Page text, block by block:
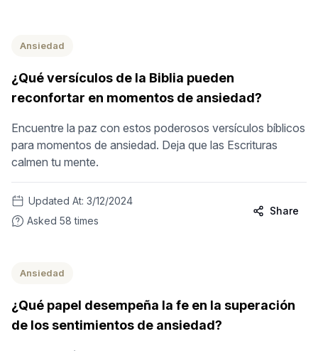
Ansiedad
¿Qué versículos de la Biblia pueden
reconfortar en momentos de ansiedad?
Encuentre la paz con estos poderosos versículos bíblicos
para momentos de ansiedad. Deja que las Escrituras
calmen tu mente.
Updated At: 3/12/2024
Asked 58 times
Share
Ansiedad
¿Qué papel desempeña la fe en la superación
de los sentimientos de ansiedad?